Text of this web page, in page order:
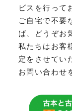
ビスを行って
ご自宅で不要
ば、どうぞお
私たちはお客
定をさせてい
お問い合わせ